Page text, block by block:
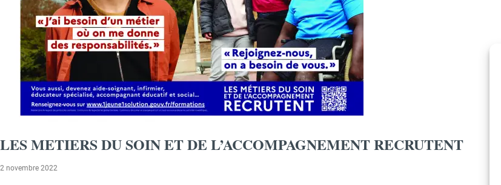
LES METIERS DU SOIN ET DE L’ACCOMPAGNEMENT RECRUTENT
2 novembre 2022